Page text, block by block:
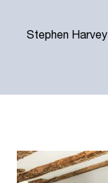
Stephen Harvey